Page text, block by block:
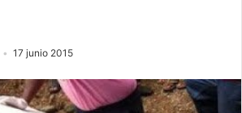
17 junio 2015